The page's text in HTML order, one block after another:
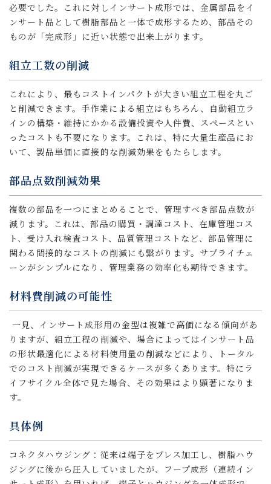
必要でした。これに対しインサート成形では、金属部品をイ
ンサート品として樹脂部品と一体で成形するため、部品その
ものが「完成形」に近い状態で出来上がります。
組立工数の削減
これにより、最もコストインパクトが大きい組立工程を丸ご
と削減できます。手作業による組立はもちろん、自動組立ラ
インの構築・維持にかかる設備投資や人件費、スペースとい
ったコストも不要になります。これは、特に大量生産品にお
いて、製品単価に直接的な削減効果をもたらします。
部品点数削減効果
複数の部品を一つにまとめることで、管理すべき部品点数が
減ります。これは、部品の購買・調達コスト、在庫管理コス
ト、受け入れ検査コスト、品質管理コストなど、部品管理に
関わる間接的なコストの削減にも繋がります。サプライチェ
ーンがシンプルになり、管理業務の効率化も期待できます。
材料費削減の可能性
一見、インサート成形用の金型は複雑で高価になる傾向があ
りますが、組立工程の削減や、場合によってはインサート品
の形状最適化による材料使用量の削減などにより、トータル
でのコスト削減が実現できるケースが多くあります。特にラ
イフサイクル全体で見た場合、その効果はより顕著になりま
す。
具体例
コネクタハウジング：従来は端子をプレス加工し、樹脂ハウ
ジングに後から圧入していましたが、フープ成形（連続イン